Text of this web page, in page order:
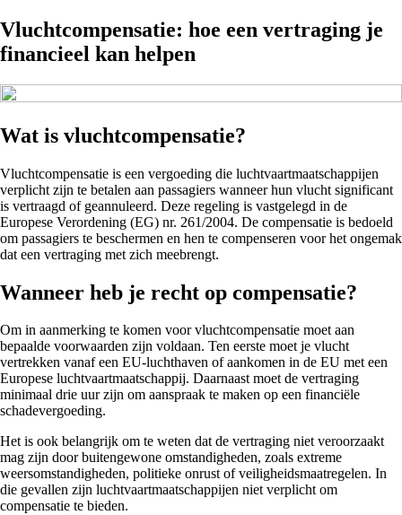
Vluchtcompensatie: hoe een vertraging je
financieel kan helpen
Wat is vluchtcompensatie?
Vluchtcompensatie is een vergoeding die luchtvaartmaatschappijen
verplicht zijn te betalen aan passagiers wanneer hun vlucht significant
is vertraagd of geannuleerd. Deze regeling is vastgelegd in de
Europese Verordening (EG) nr. 261/2004. De compensatie is bedoeld
om passagiers te beschermen en hen te compenseren voor het ongemak
dat een vertraging met zich meebrengt.
Wanneer heb je recht op compensatie?
Om in aanmerking te komen voor vluchtcompensatie moet aan
bepaalde voorwaarden zijn voldaan. Ten eerste moet je vlucht
vertrekken vanaf een EU-luchthaven of aankomen in de EU met een
Europese luchtvaartmaatschappij. Daarnaast moet de vertraging
minimaal drie uur zijn om aanspraak te maken op een financiële
schadevergoeding.
Het is ook belangrijk om te weten dat de vertraging niet veroorzaakt
mag zijn door buitengewone omstandigheden, zoals extreme
weersomstandigheden, politieke onrust of veiligheidsmaatregelen. In
die gevallen zijn luchtvaartmaatschappijen niet verplicht om
compensatie te bieden.